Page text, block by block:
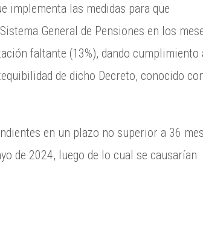
implementa las medidas para que
General de Pensiones en los
faltante (13%), dando cumplimiento
de dicho Decreto, conocido
en un plazo no superior a 36
de 2024, luego de lo cual se causarían